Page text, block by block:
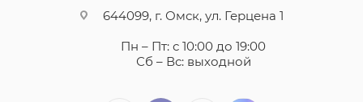
644099, г. Омск, ул. Герцена 1
Пн – Пт: с 10:00 до 19:00
Сб – Вс: выходной